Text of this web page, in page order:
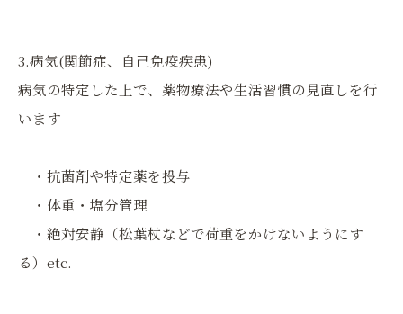
3.病気(関節症、自己免疫疾患)
病気の特定した上で、薬物療法や生活習慣の見直しを行
います
・抗菌剤や特定薬を投与
・体重・塩分管理
・絶対安静（松葉杖などで荷重をかけないようにす
る）etc.